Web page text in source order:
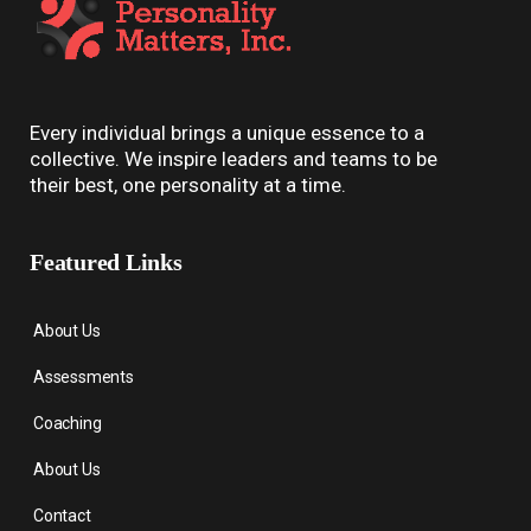
Every individual brings a unique essence to a
collective. We inspire leaders and teams to be
their best, one personality at a time.
Featured Links
About Us
Assessments
Coaching
About Us
Contact